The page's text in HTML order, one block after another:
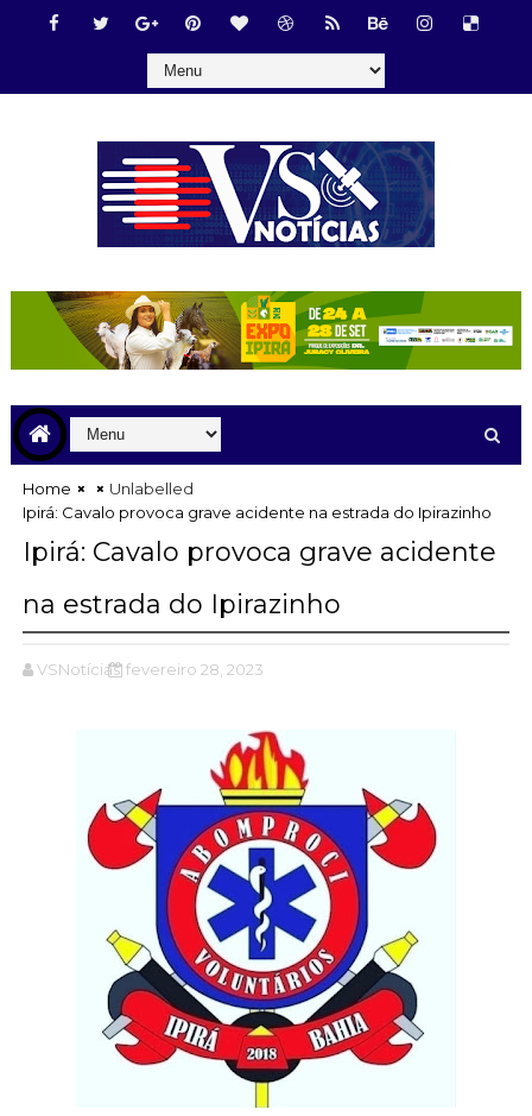
Home
Unlabelled
Ipirá: Cavalo provoca grave acidente na estrada do Ipirazinho
Ipirá: Cavalo provoca grave acidente
na estrada do Ipirazinho
VSNotícias fevereiro 28, 2023